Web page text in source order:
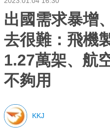
出國需求暴增
去很難：飛機
1.27萬架、航
不夠用
KKJ